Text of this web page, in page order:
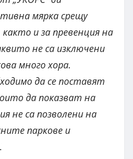
мярка срещу
и за превенция на
не са изключени
много хора.
да се поставят
да показват на
не са позволени на
паркове и